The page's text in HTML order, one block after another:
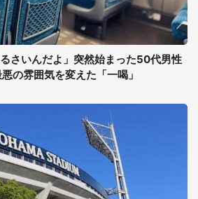
さいんだよ」突然始まった50代男性
の雰囲気を変えた「一喝」